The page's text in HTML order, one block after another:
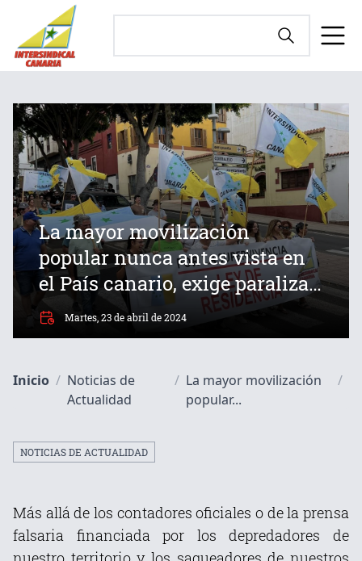
La mayor movilización
popular nunca antes vista en
el País canario, exige paralizar
el saqueo de las islas.
Martes, 23 de abril de 2024
Inicio / Noticias de
Actualidad
/ La mayor movilización
popular...
/
NOTICIAS DE ACTUALIDAD
Más allá de los contadores oficiales o de la prensa
falsaria financiada por los depredadores de